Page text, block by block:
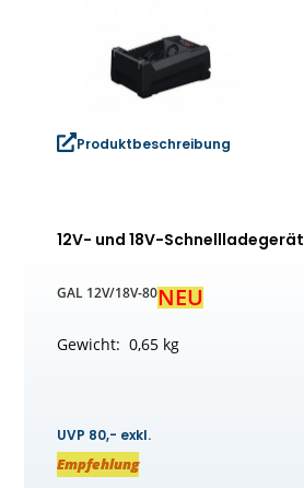
Produktbeschreibung
12V- und 18V-Schnellladegerät
GAL 12V/18V-80NEU
Gewicht: 0,65 kg
UVP 80,- exkl.
Empfehlung